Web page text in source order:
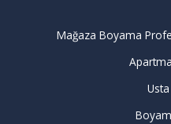
Mağaza Boyama
Usta